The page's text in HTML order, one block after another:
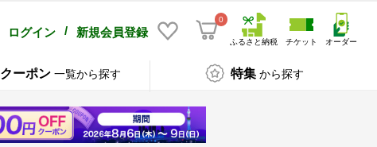
ログイン / 新規会員登録
0
ふるさと納税 チケット オーダー
クーポン 一覧から探す 特集 から探す